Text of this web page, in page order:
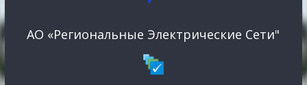
АО «Региональные Электрические Сети"